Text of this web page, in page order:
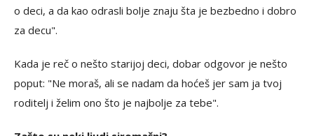
o deci, a da kao odrasli bolje znaju šta je bezbedno i dobro
za decu".
Kada je reč o nešto starijoj deci, dobar odgovor je nešto
poput: "Ne moraš, ali se nadam da hoćeš jer sam ja tvoj
roditelj i želim ono što je najbolje za tebe".